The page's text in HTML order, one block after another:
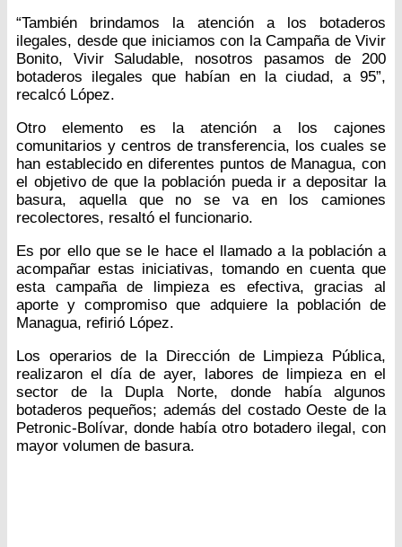
“También brindamos la atención a los botaderos
ilegales, desde que iniciamos con la Campaña de Vivir
Bonito, Vivir Saludable, nosotros pasamos de 200
botaderos ilegales que habían en la ciudad, a 95”,
recalcó López.
Otro elemento es la atención a los cajones
comunitarios y centros de transferencia, los cuales se
han establecido en diferentes puntos de Managua, con
el objetivo de que la población pueda ir a depositar la
basura, aquella que no se va en los camiones
recolectores, resaltó el funcionario.
Es por ello que se le hace el llamado a la población a
acompañar estas iniciativas, tomando en cuenta que
esta campaña de limpieza es efectiva, gracias al
aporte y compromiso que adquiere la población de
Managua, refirió López.
Los operarios de la Dirección de Limpieza Pública,
realizaron el día de ayer, labores de limpieza en el
sector de la Dupla Norte, donde había algunos
botaderos pequeños; además del costado Oeste de la
Petronic-Bolívar, donde había otro botadero ilegal, con
mayor volumen de basura.